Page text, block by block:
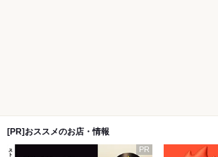
[PR]おススメのお店・情報
PR